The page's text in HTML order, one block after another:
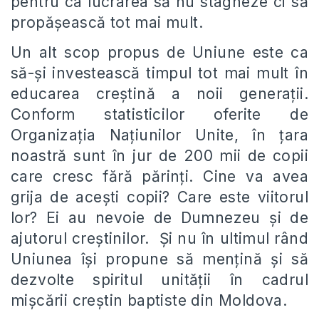
propăşească tot mai mult.
Un alt scop propus de Uniune este ca
să-şi investească timpul tot mai mult în
educarea creştină a noii generaţii.
Conform statisticilor oferite de
Organizaţia Naţiunilor Unite, în ţara
noastră sunt în jur de 200 mii de copii
care cresc fără părinţi. Cine va avea
grija de aceşti copii? Care este viitorul
lor? Ei au nevoie de Dumnezeu și de
ajutorul creștinilor. Şi nu în ultimul rând
Uniunea îşi propune să menţină și să
dezvolte spiritul unităţii în cadrul
mişcării creştin baptiste din Moldova.